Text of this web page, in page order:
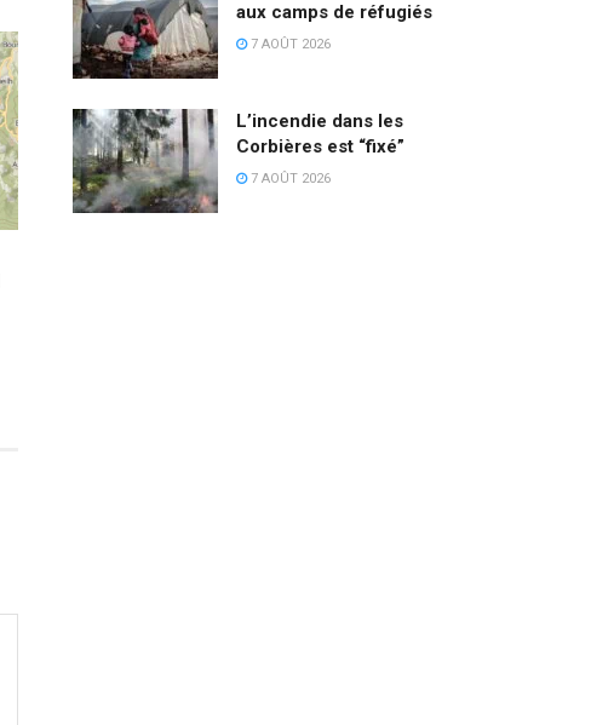
aux camps de réfugiés
7 AOÛT 2026
L’incendie dans les
Corbières est “fixé”
7 AOÛT 2026